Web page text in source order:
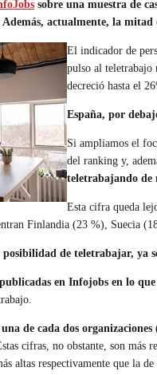
sobre una muestra de
actualmente, la mitad
El indicador de
pulso al teletrabajo
decreció hasta el
España, por
Si ampliamos el
del ranking y,
teletrabajando de
Esta cifra queda
Finlandia (23 %), Suecia
de teletrabajar, ya
en Infojobs en lo
una de cada dos
cifras, no obstante, son
altas respectivamente que la de